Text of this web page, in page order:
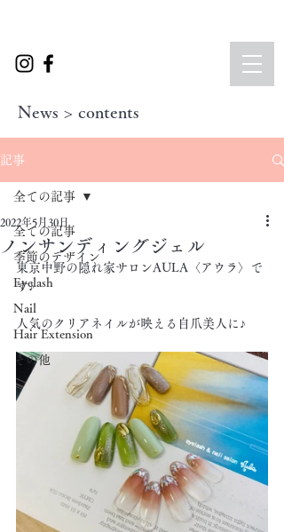
News > contents
記事
全ての記事
季節のデザイン
Eyelash
Nail
Hair Extension
その他
全ての記事
ノンサンディングジェル
2022年5月30日
東京中野の隠れ家サロンAULA〈アウラ〉で
す♪
人気のクリアネイルが映える自爪美人に♪